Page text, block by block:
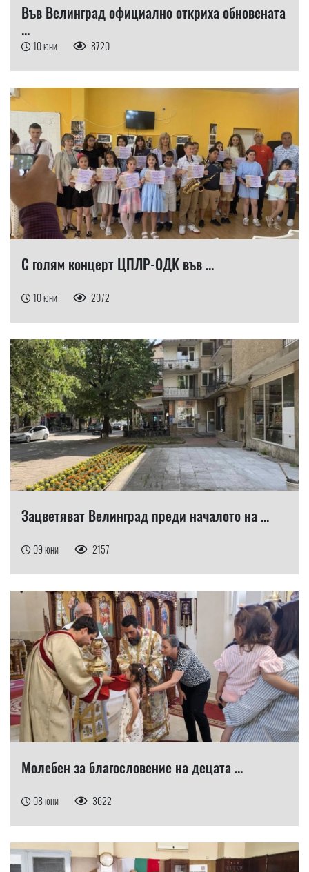
Във Велинград официално откриха обновената
...
10 юни 8720
С голям концерт ЦПЛР-ОДК във ...
10 юни 2072
Зацветяват Велинград преди началото на ...
09 юни 2157
Молебен за благословение на децата ...
08 юни 3622